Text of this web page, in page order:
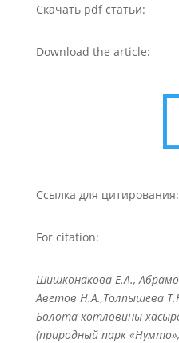
Скачать pdf статьи:
Download the article:
Ссылка для цитирования:
For citation:
Шишконакова Е.А.,
Аветов Н.А.,Толпышева
Болота котловины
(природный парк